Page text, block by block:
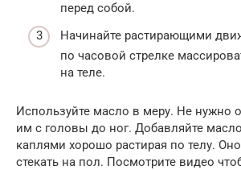
перед собой.
Начинайте растирающими
по часовой стрелке
на теле.
Используйте масло в меру. Не нужно
им с головы до ног. Добавляйте
каплями хорошо растирая по телу.
стекать на пол. Посмотрите видео